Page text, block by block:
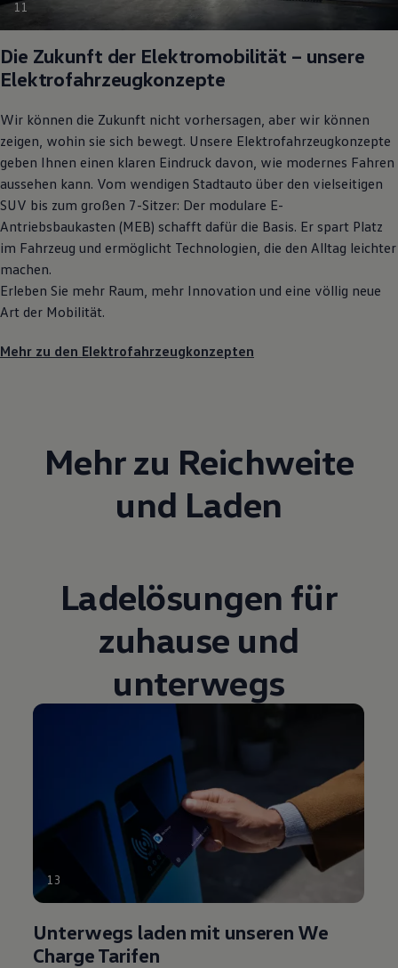
11
Die Zukunft der Elektromobilität – unsere
Elektrofahrzeugkonzepte
Wir können die Zukunft nicht vorhersagen, aber wir können
zeigen, wohin sie sich bewegt. Unsere Elektrofahrzeugkonzepte
geben Ihnen einen klaren Eindruck davon, wie modernes Fahren
aussehen kann. Vom wendigen Stadtauto über den vielseitigen
SUV bis zum großen 7-Sitzer: Der modulare E-
Antriebsbaukasten (MEB) schafft dafür die Basis. Er spart Platz
im Fahrzeug und ermöglicht Technologien, die den Alltag leichter
machen.
Erleben Sie mehr Raum, mehr Innovation und eine völlig neue
Art der Mobilität.
Mehr zu den Elektrofahrzeugkonzepten
Mehr zu Reichweite
und Laden
Ladelösungen für
zuhause und
unterwegs
13
Unterwegs laden mit unseren We
ChargeTarifen